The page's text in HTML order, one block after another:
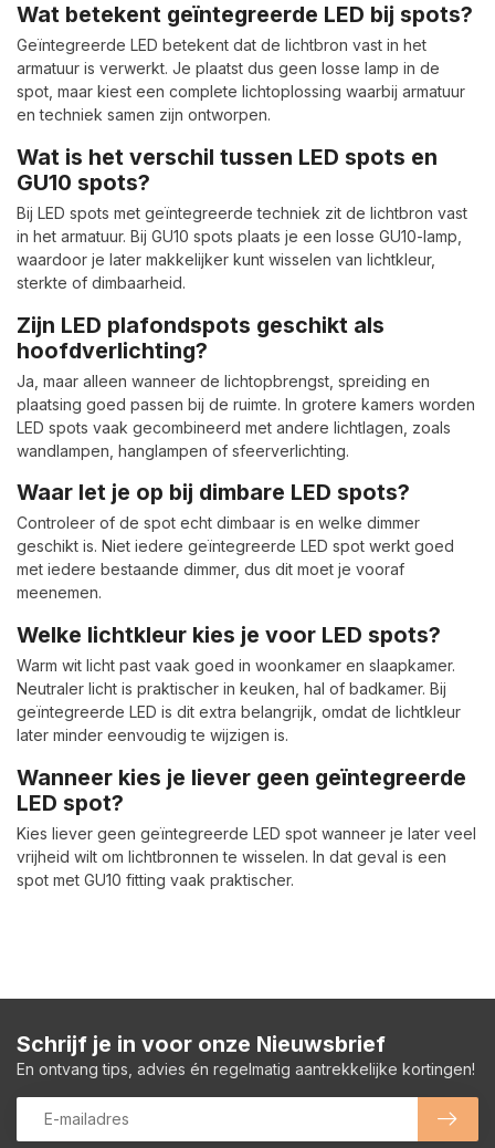
Wat betekent geïntegreerde LED bij spots?
Geïntegreerde LED betekent dat de lichtbron vast in het
armatuur is verwerkt. Je plaatst dus geen losse lamp in de
spot, maar kiest een complete lichtoplossing waarbij armatuur
en techniek samen zijn ontworpen.
Wat is het verschil tussen LED spots en
GU10 spots?
Bij LED spots met geïntegreerde techniek zit de lichtbron vast
in het armatuur. Bij GU10 spots plaats je een losse GU10-lamp,
waardoor je later makkelijker kunt wisselen van lichtkleur,
sterkte of dimbaarheid.
Zijn LED plafondspots geschikt als
hoofdverlichting?
Ja, maar alleen wanneer de lichtopbrengst, spreiding en
plaatsing goed passen bij de ruimte. In grotere kamers worden
LED spots vaak gecombineerd met andere lichtlagen, zoals
wandlampen, hanglampen of sfeerverlichting.
Waar let je op bij dimbare LED spots?
Controleer of de spot echt dimbaar is en welke dimmer
geschikt is. Niet iedere geïntegreerde LED spot werkt goed
met iedere bestaande dimmer, dus dit moet je vooraf
meenemen.
Welke lichtkleur kies je voor LED spots?
Warm wit licht past vaak goed in woonkamer en slaapkamer.
Neutraler licht is praktischer in keuken, hal of badkamer. Bij
geïntegreerde LED is dit extra belangrijk, omdat de lichtkleur
later minder eenvoudig te wijzigen is.
Wanneer kies je liever geen geïntegreerde
LED spot?
Kies liever geen geïntegreerde LED spot wanneer je later veel
vrijheid wilt om lichtbronnen te wisselen. In dat geval is een
spot met GU10 fitting vaak praktischer.
Schrijf je in voor onze Nieuwsbrief
En ontvang tips, advies én regelmatig aantrekkelijke kortingen!